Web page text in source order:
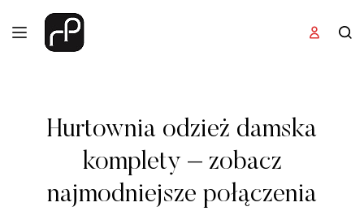
Hurtownia odzież damska
komplety – zobacz
najmodniejsze połączenia